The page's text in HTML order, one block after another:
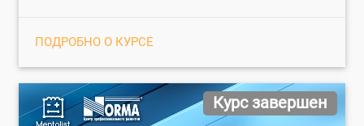
ПОДРОБНО О КУРСЕ
Курс завершен